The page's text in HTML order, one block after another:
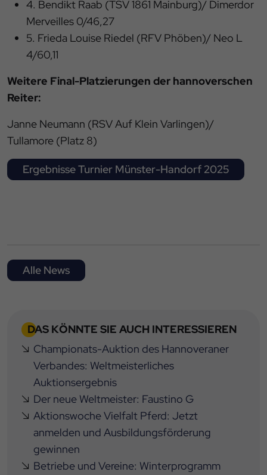
4. Bendikt Raab (TSV 1861 Mainburg)/ Dimerdor
Merveilles 0/46,27
5. Frieda Louise Riedel (RFV Phöben)/ Neo L
4/60,11
Weitere Final-Platzierungen der hannoverschen
Reiter:
Janne Neumann (RSV Auf Klein Varlingen)/
Tullamore (Platz 8)
Ergebnisse Turnier Münster-Handorf 2025
Alle News
DAS KÖNNTE SIE AUCH INTERESSIEREN
Championats-Auktion des Hannoveraner
Verbandes: Weltmeisterliches
Auktionsergebnis
Der neue Weltmeister: Faustino G
Aktionswoche Vielfalt Pferd: Jetzt
anmelden und Ausbildungsförderung
gewinnen
Betriebe und Vereine: Winterprogramm